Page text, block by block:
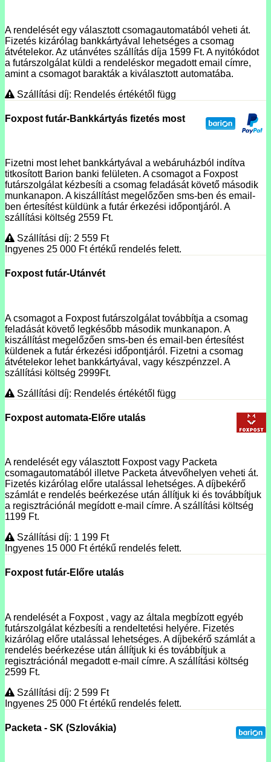
A rendelését egy választott csomagautomatából veheti át.
Fizetés kizárólag bankkártyával lehetséges a csomag
átvételekor. Az utánvétes szállítás díja 1599 Ft. A nyitókódot
a futárszolgálat küldi a rendeléskor megadott email címre,
amint a csomagot barakták a kiválasztott automatába.
Szállítási díj: Rendelés értékétől függ
Foxpost futár-Bankkártyás fizetés most
Fizetni most lehet bankkártyával a webáruházból indítva
titkosított Barion banki felületen. A csomagot a Foxpost
futárszolgálat kézbesíti a csomag feladását követő második
munkanapon. A kiszállítást megelőzően sms-ben és email-
ben értesítést küldünk a futár érkezési időpontjáról. A
szállítási költség 2559 Ft.
Szállítási díj: 2 559 Ft
Ingyenes 25 000 Ftértékű rendelés felett.
Foxpost futár-Utánvét
A csomagot a Foxpost futárszolgálat továbbítja a csomag
feladását követő legkésőbb második munkanapon. A
kiszállítást megelőzően sms-ben és email-ben értesítést
küldenek a futár érkezési időpontjáról. Fizetni a csomag
átvételekor lehet bankkártyával, vagy készpénzzel. A
szállítási költség 2999Ft.
Szállítási díj: Rendelés értékétől függ
Foxpost automata-Előre utalás
A rendelését egy választott Foxpost vagy Packeta
csomagautomatából illetve Packeta átvevőhelyen veheti át.
Fizetés kizárólag előre utalással lehetséges. A díjbekérő
számlát e rendelés beérkezése után állítjuk ki és továbbítjuk
a regisztrációnál megídott e-mail címre. A szállítási költség
1199 Ft.
Szállítási díj: 1 199 Ft
Ingyenes 15 000 Ftértékű rendelés felett.
Foxpost futár-Előre utalás
A rendelését a Foxpost , vagy az általa megbízott egyéb
futárszolgálat kézbesíti a rendeltetési helyére. Fizetés
kizárólag előre utalással lehetséges. A díjbekérő számlát a
rendelés beérkezése után állítjuk ki és továbbítjuk a
regisztrációnál megadott e-mail címre. A szállítási költség
2599 Ft.
Szállítási díj: 2 599 Ft
Ingyenes 25 000 Ftértékű rendelés felett.
Packeta - SK (Szlovákia)